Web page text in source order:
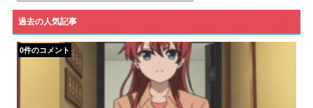
ゴ
リ
ー
過去の人気記事
0件のコメント